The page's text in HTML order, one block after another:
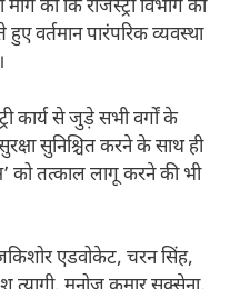
की कि रजिस्ट्री विभाग की
हुए वर्तमान पारंपरिक व्यवस्था
कार्य से जुड़े सभी वर्गों के
सुनिश्चित करने के साथ ही
को तत्काल लागू करने की भी
एडवोकेट, चरन सिंह,